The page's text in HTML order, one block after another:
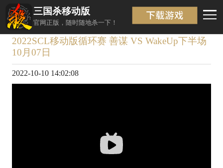
三国杀移动版
官网正版，随时随地杀一下！
返回
2022SCL移动版循环赛 善谋 VS WakeUp下半场
10月07日
2022-10-10 14:02:08